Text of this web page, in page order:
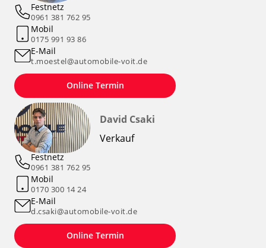
Festnetz
0961 381 762 95
Mobil
0175 991 93 86
E-Mail
t.moestel@automobile-voit.de
Online Termin
David Csaki
Verkauf
Festnetz
0961 381 762 95
Mobil
0170 300 14 24
E-Mail
d.csaki@automobile-voit.de
Online Termin